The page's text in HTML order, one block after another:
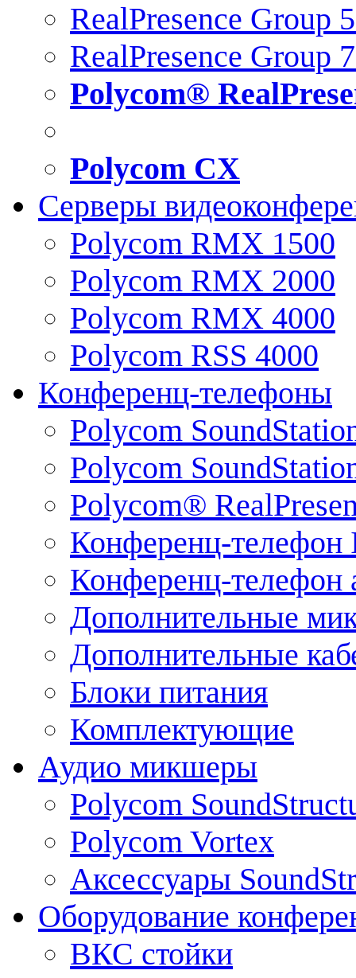
RealPresence Group
RealPresence Group
Polycom®
Polycom CX
Серверы
Polycom RMX 1500
Polycom RMX 2000
Polycom RMX 4000
Polycom RSS 4000
Конференц-телефоны
Polycom
Polycom
Polycom®
Конференц-телефон
Конференц-телефон
Дополнительные
Дополнительные
Блоки питания
Комплектующие
Аудио микшеры
Polycom
Polycom Vortex
Аксессуары
Оборудование
ВКС стойки